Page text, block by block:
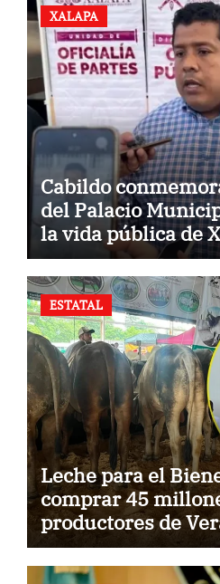
XALAPA
Cabildo
del Palacio
la vida pública de
ESTATAL
Leche para el
comprar 45
productores de